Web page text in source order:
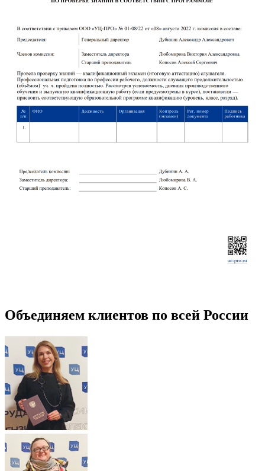
Объединяем клиентов по всей России